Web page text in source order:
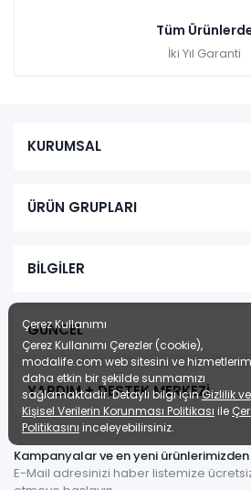
Tüm
İki Yıl Garanti
KURUMSAL
ÜRÜN GRUPLARI
BİLGİLER
GÜNCEL
YARDIM + DESTEK MERKEZİ
Kampanyalar ve en yeni
E-Mail adresinizi haber listemize
Çerez Kullanımı
Çerez Kullanımı Çerezler (cookie),
modalife.com web sitesini ve
daha etkin bir şekilde sunmamızı
sağlamaktadır. Detaylı bilgi içinGizlilik ve
Kişisel Verilerin Korunması Politikası ile
Politikasını inceleyebilirsiniz.